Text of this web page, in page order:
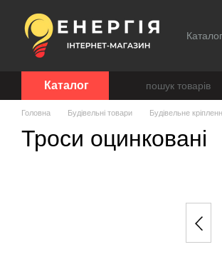
Каталог
Каталог
Головна Будівельні товари Будівельне
Троси оцинковані